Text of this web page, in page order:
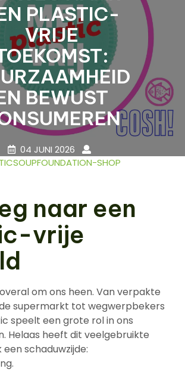
PLASTIC-
VRIJE
BEWUST
04 JUNI 2026
SHOP
naar een
vrije
om ons heen. Van verpakte
supermarkt tot wegwerpbekers
speelt een grote rol in ons
Helaas heeft dit veelgebruikte
schaduwzijde: